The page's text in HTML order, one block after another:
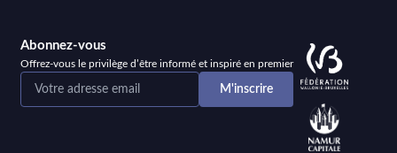
Abonnez-vous
Offrez-vous le privilège d’être informé et inspiré en premier